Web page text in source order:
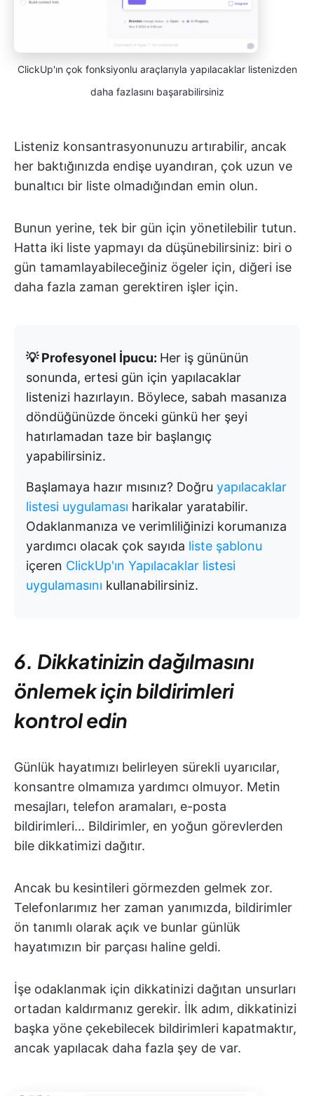
ClickUp'ın çok fonksiyonlu araçlarıyla yapılacaklar listenizden
daha fazlasını başarabilirsiniz
Listeniz konsantrasyonunuzu artırabilir, ancak
her baktığınızda endişe uyandıran, çok uzun ve
bunaltıcı bir liste olmadığından emin olun.
Bunun yerine, tek bir gün için yönetilebilir tutun.
Hatta iki liste yapmayı da düşünebilirsiniz: biri o
gün tamamlayabileceğiniz ögeler için, diğeri ise
daha fazla zaman gerektiren işler için.
💡 Profesyonel İpucu: Her iş gününün
sonunda, ertesi gün için yapılacaklar
listenizi hazırlayın. Böylece, sabah masanıza
döndüğünüzde önceki günkü her şeyi
hatırlamadan taze bir başlangıç
yapabilirsiniz.
Başlamaya hazır mısınız? Doğru yapılacaklar
listesi uygulaması harikalar yaratabilir.
Odaklanmanıza ve verimliliğinizi korumanıza
yardımcı olacak çok sayıda liste şablonu
içeren ClickUp'ın Yapılacaklar listesi
uygulamasını kullanabilirsiniz.
6. Dikkatinizin dağılmasını
önlemek için bildirimleri
kontrol edin
Günlük hayatımızı belirleyen sürekli uyarıcılar,
konsantre olmamıza yardımcı olmuyor. Metin
mesajları, telefon aramaları, e-posta
bildirimleri... Bildirimler, en yoğun görevlerden
bile dikkatimizi dağıtır.
Ancak bu kesintileri görmezden gelmek zor.
Telefonlarımız her zaman yanımızda, bildirimler
ön tanımlı olarak açık ve bunlar günlük
hayatımızın bir parçası haline geldi.
İşe odaklanmak için dikkatinizi dağıtan unsurları
ortadan kaldırmanız gerekir. İlk adım, dikkatinizi
başka yöne çekebilecek bildirimleri kapatmaktır,
ancak yapılacak daha fazla şey de var.